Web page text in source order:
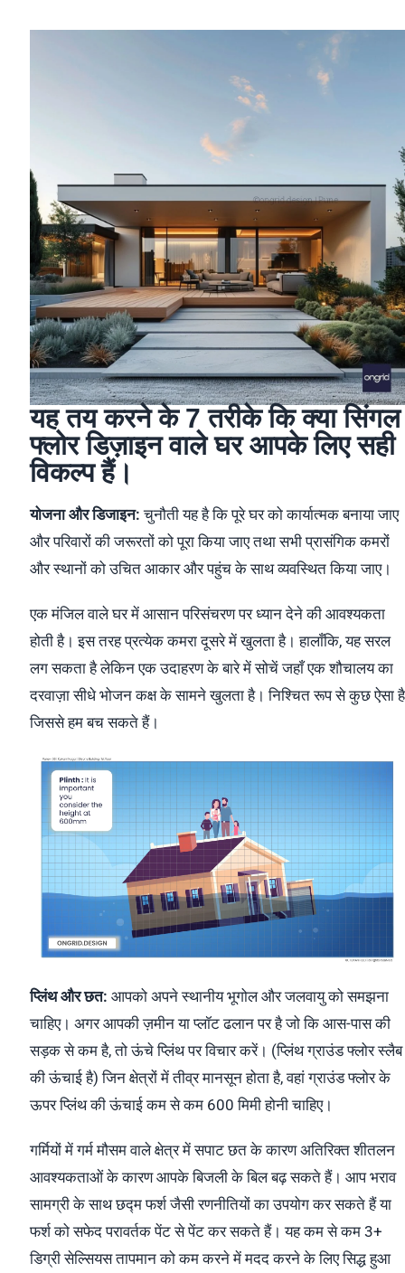
यह तय करने के 7 तरीके कि क्या सिंगल
फ्लोर डिज़ाइन वाले घर आपके लिए सही
विकल्प हैं।
योजना और डिजाइन: चुनौती यह है कि पूरे घर को कार्यात्मक बनाया जाए
और परिवारों की जरूरतों को पूरा किया जाए तथा सभी प्रासंगिक कमरों
और स्थानों को उचित आकार और पहुंच के साथ व्यवस्थित किया जाए।
एक मंजिल वाले घर में आसान परिसंचरण पर ध्यान देने की आवश्यकता
होती है। इस तरह प्रत्येक कमरा दूसरे में खुलता है। हालाँकि, यह सरल
लग सकता है लेकिन एक उदाहरण के बारे में सोचें जहाँ एक शौचालय का
दरवाज़ा सीधे भोजन कक्ष के सामने खुलता है। निश्चित रूप से कुछ ऐसा है
जिससे हम बच सकते हैं।
प्लिंथ और छत: आपको अपने स्थानीय भूगोल और जलवायु को समझना
चाहिए। अगर आपकी ज़मीन या प्लॉट ढलान पर है जो कि आस-पास की
सड़क से कम है, तो ऊंचे प्लिंथ पर विचार करें। (प्लिंथ ग्राउंड फ्लोर स्लैब
की ऊंचाई है) जिन क्षेत्रों में तीव्र मानसून होता है, वहां ग्राउंड फ्लोर के
ऊपर प्लिंथ की ऊंचाई कम से कम 600 मिमी होनी चाहिए।
गर्मियों में गर्म मौसम वाले क्षेत्र में सपाट छत के कारण अतिरिक्त शीतलन
आवश्यकताओं के कारण आपके बिजली के बिल बढ़ सकते हैं। आप भराव
सामग्री के साथ छद्म फर्श जैसी रणनीतियों का उपयोग कर सकते हैं या
फर्श को सफेद परावर्तक पेंट से पेंट कर सकते हैं। यह कम से कम 3+
डिग्री सेल्सियस तापमान को कम करने में मदद करने के लिए सिद्ध हुआ